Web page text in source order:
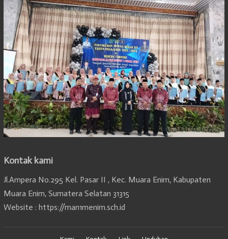
Kontak kami
Jl.Ampera No.295 Kel. Pasar II , Kec. Muara Enim, Kabupaten
Muara Enim, Sumatera Selatan 31315
Website : https://man1menim.sch.id